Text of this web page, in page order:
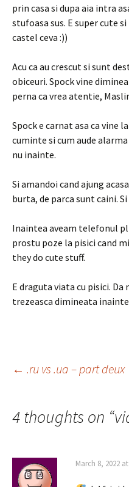
prin casa si dupa aia intra
stufoasa sus. E super cute
castel ceva :))
Acu ca au crescut si sunt
obiceuri. Spock vine
perna ca vrea atentie,
Spock e carnat asa ca vine
cuminte si cum aude
nu inainte.
Si amandoi cand ajung
burta, de parca sunt caini.
Inaintea aveam telefonul
prostu poze la pisici cand
they do cute stuff.
E draguta viata cu pisici. Da
trezeasca dimineata
Post
← .ru vs .ua – part deux
4 thoughts on “
March 8, 2022